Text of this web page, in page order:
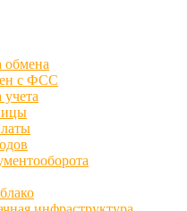
обмена
с ФСС